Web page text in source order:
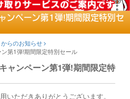
ンペーン第1弾!期間限定特別セ
らのお知らせ
ン第1弾!期間限定特別セール
ャンペーン第1弾!期間限定特
いただきありがとうございます。